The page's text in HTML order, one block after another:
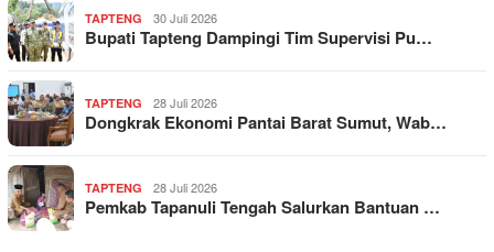
TAPTENG 30 Juli 2026
Bupati Tapteng Dampingi Tim Supervisi Pu…
TAPTENG 28 Juli 2026
Dongkrak Ekonomi Pantai Barat Sumut, Wab…
TAPTENG 28 Juli 2026
Pemkab Tapanuli Tengah Salurkan Bantuan …